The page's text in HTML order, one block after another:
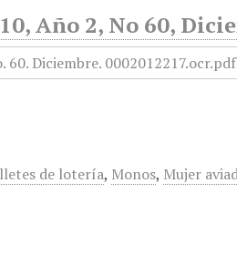
Año 2, No 60,
de lotería, Monos, Mujer